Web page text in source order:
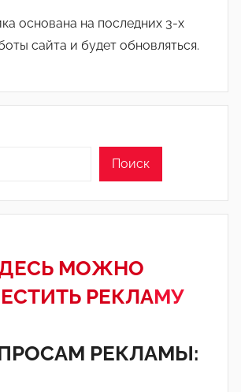
основана на последних 3-х
сайта и будет обновляться.
Поиск
МОЖНО
РЕКЛАМУ
РЕКЛАМЫ: